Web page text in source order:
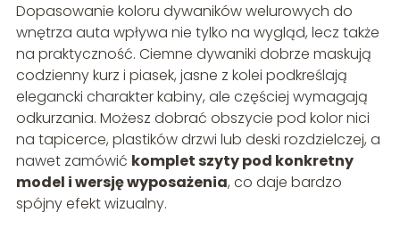
Dopasowanie koloru dywaników welurowych do
wnętrza auta wpływa nie tylko na wygląd, lecz także
na praktyczność. Ciemne dywaniki dobrze maskują
codzienny kurz i piasek, jasne z kolei podkreślają
elegancki charakter kabiny, ale częściej wymagają
odkurzania. Możesz dobrać obszycie pod kolor nici
na tapicerce, plastików drzwi lub deski rozdzielczej, a
nawet zamówić komplet szyty pod konkretny
model i wersję wyposażenia, co daje bardzo
spójny efekt wizualny.